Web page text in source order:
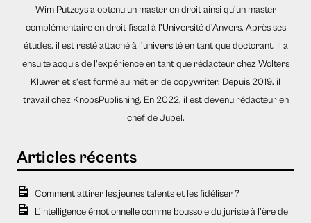
Wim Putzeys a obtenu un master en droit ainsi qu’un master
complémentaire en droit fiscal à l’Université d’Anvers. Après ses
études, il est resté attaché à l’université en tant que doctorant. Il a
ensuite acquis de l’expérience en tant que rédacteur chez Wolters
Kluwer et s’est formé au métier de copywriter. Depuis 2019, il
travail chez KnopsPublishing. En 2022, il est devenu rédacteur en
chef de Jubel.
Comment attirer les jeunes talents et les fidéliser ?
L’intelligence émotionnelle comme boussole du juriste à l’ère de